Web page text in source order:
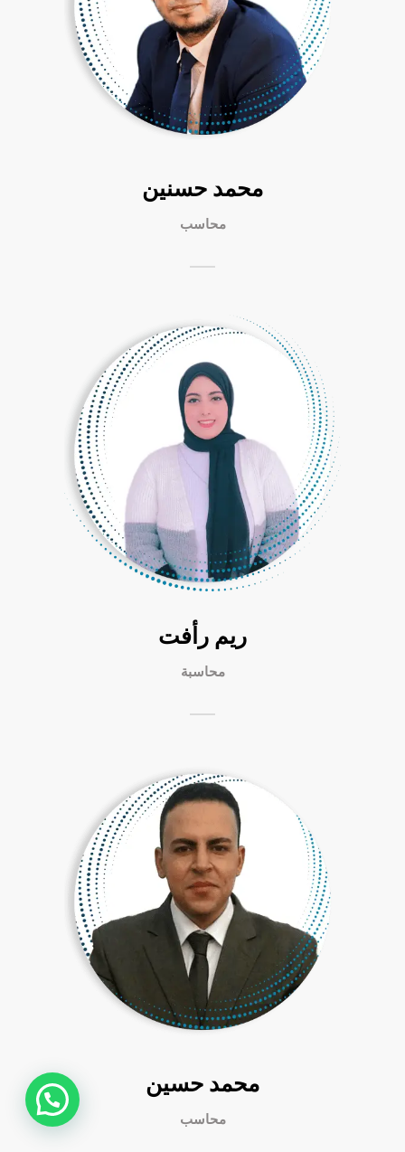
محمد حسنين
محاسب
ريم رأفت
محاسبة
محمد حسين
محاسب